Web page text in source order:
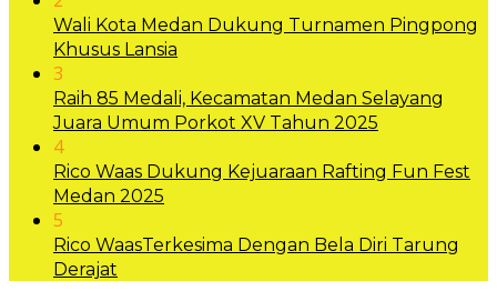
Wali Kota Medan Dukung Turnamen Pingpong
Khusus Lansia
3
Raih 85 Medali, Kecamatan Medan Selayang
Juara Umum Porkot XV Tahun 2025
4
Rico Waas Dukung Kejuaraan Rafting Fun Fest
Medan 2025
5
Rico WaasTerkesima Dengan Bela Diri Tarung
Derajat